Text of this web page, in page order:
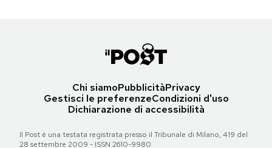
Chi siamoPubblicitàPrivacy
Gestisci le preferenzeCondizioni d'uso
Dichiarazione di accessibilità
Il Post è una testata registrata presso il Tribunale di Milano, 419 del
28 settembre 2009 - ISSN 2610-9980